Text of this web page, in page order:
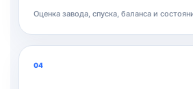
Оценка завода, спуска, баланса и
04